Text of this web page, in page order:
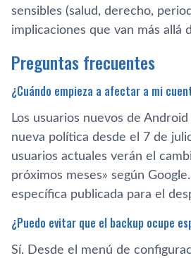
sensibles (salud, derecho,
implicaciones que van más allá
Preguntas frecuentes
¿Cuándo empieza a afectar a mi
Los usuarios nuevos de
nueva política desde el 7 de
usuarios actuales verán el
próximos meses» según
específica publicada para el
¿Puedo evitar que el backup ocupe
Sí. Desde el menú de